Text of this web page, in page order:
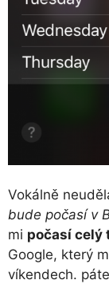
Vokálně
bude počasí v
mi počasí celý
Google, který
víkendech.